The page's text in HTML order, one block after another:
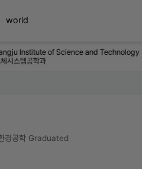
world
Institute of Science and Technology
시스템공학과
경공학 Graduated